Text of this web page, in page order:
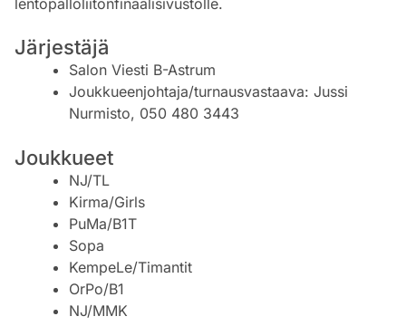
Järjestäjä
Salon Viesti B-Astrum
Joukkueenjohtaja/turnausvastaava: Jussi
Nurmisto, 050 480 3443
Joukkueet
NJ/TL
Kirma/Girls
PuMa/B1T
Sopa
KempeLe/Timantit
OrPo/B1
NJ/MMK